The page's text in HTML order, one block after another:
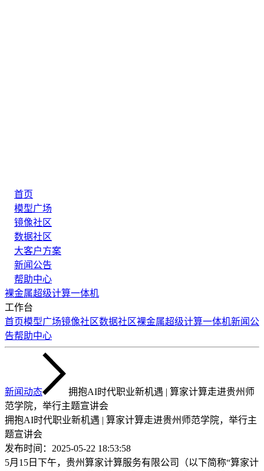
首页
模型广场
镜像社区
数据社区
大客户方案
新闻公告
帮助中心
裸金属超级计算一体机
工作台
首页模型广场镜像社区数据社区裸金属超级计算一体机新闻公
告帮助中心
新闻动态
拥抱AI时代职业新机遇 | 算家计算走进贵州师
范学院，举行主题宣讲会
拥抱AI时代职业新机遇 | 算家计算走进贵州师范学院，举行主
题宣讲会
发布时间： 2025-05-22 18:53:58
5月15日下午，贵州算家计算服务有限公司（以下简称“算家计